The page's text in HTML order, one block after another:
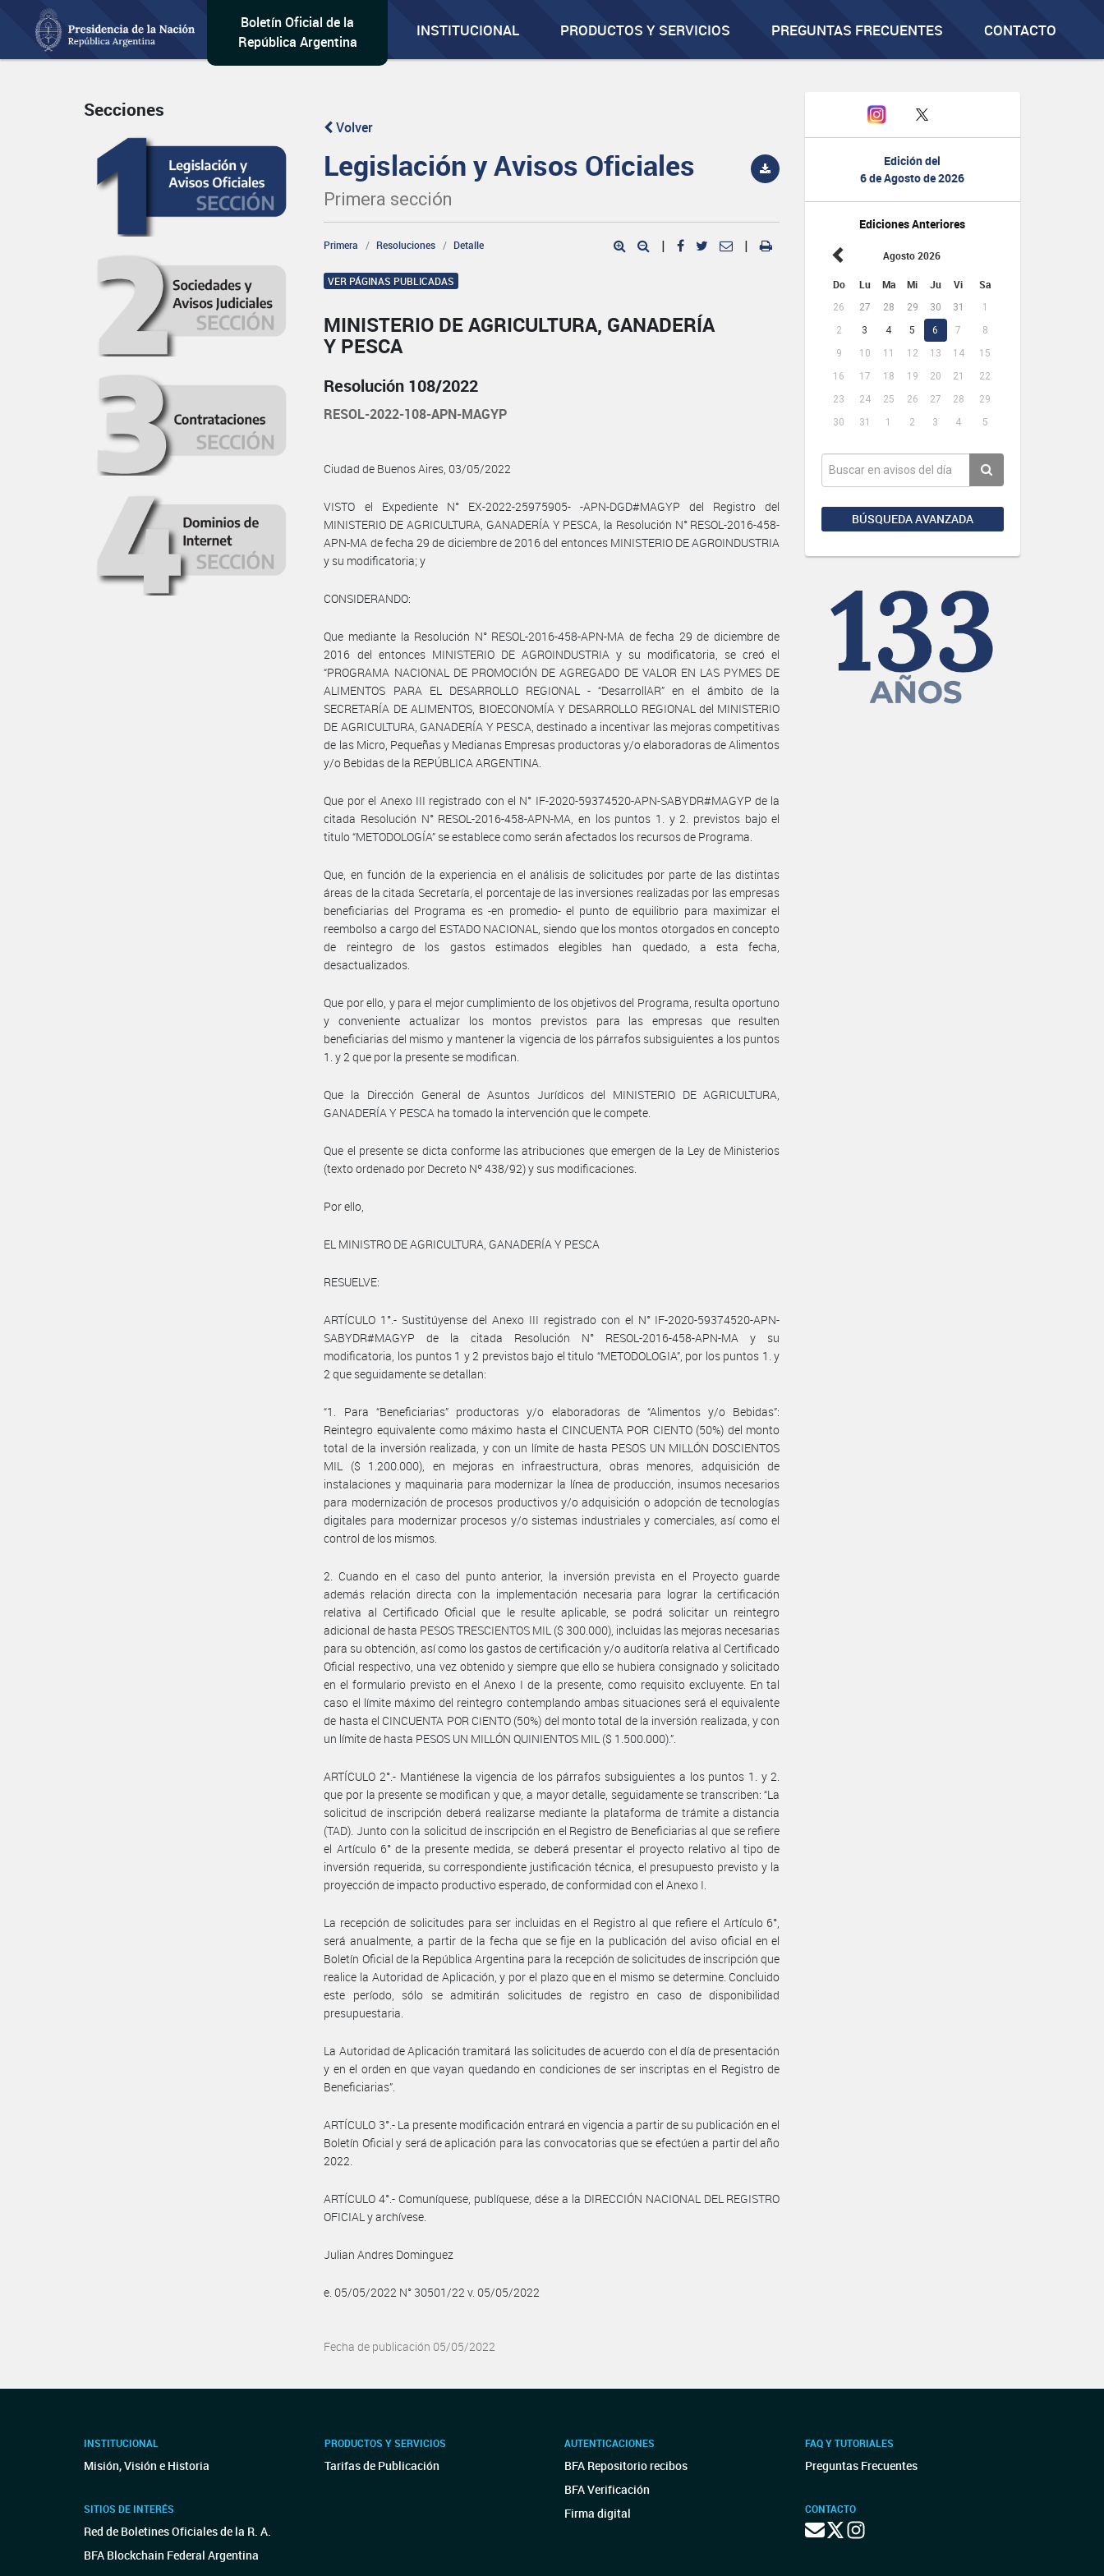
Boletín Oficial de la
República Argentina
INSTITUCIONAL PRODUCTOS Y SERVICIOS PREGUNTAS FRECUENTES CONTACTO
Edición del
6 de Agosto de 2026
Ediciones Anteriores
Agosto 2026
Do Lu Ma Mi Ju Vi Sa
26 27 28 29 30 31
1
2
3 4 5 6 7
8
9
10 11 12 13 14
15
16
17 18 19 20 21
22
23
24 25 26 27 28
29
30
31 1 2 3 4 5
BÚSQUEDA AVANZADA
Secciones
Volver
Legislación y Avisos Oficiales
Primera sección
Primera Resoluciones Detalle | |
VER PÁGINAS PUBLICADAS
MINISTERIO DE AGRICULTURA, GANADERÍA
Y PESCA
Resolución 108/2022
RESOL-2022-108-APN-MAGYP
Ciudad de Buenos Aires, 03/05/2022
VISTO el Expediente N° EX-2022-25975905- -APN-DGD#MAGYP del Registro del
MINISTERIO DE AGRICULTURA, GANADERÍA Y PESCA, la Resolución N° RESOL-2016-458-
APN-MA de fecha 29 de diciembre de 2016 del entonces MINISTERIO DE AGROINDUSTRIA
y su modificatoria; y
CONSIDERANDO:
Que mediante la Resolución N° RESOL-2016-458-APN-MA de fecha 29 de diciembre de
2016 del entonces MINISTERIO DE AGROINDUSTRIA y su modificatoria, se creó el
“PROGRAMA NACIONAL DE PROMOCIÓN DE AGREGADO DE VALOR EN LAS PYMES DE
ALIMENTOS PARA EL DESARROLLO REGIONAL - “DesarrollAR” en el ámbito de la
SECRETARÍA DE ALIMENTOS, BIOECONOMÍA Y DESARROLLO REGIONAL del MINISTERIO
DE AGRICULTURA, GANADERÍA Y PESCA, destinado a incentivar las mejoras competitivas
de las Micro, Pequeñas y Medianas Empresas productoras y/o elaboradoras de Alimentos
y/o Bebidas de la REPÚBLICA ARGENTINA.
Que por el Anexo III registrado con el N° IF-2020-59374520-APN-SABYDR#MAGYP de la
citada Resolución N° RESOL-2016-458-APN-MA, en los puntos 1. y 2. previstos bajo el
titulo “METODOLOGÍA” se establece como serán afectados los recursos de Programa.
Que, en función de la experiencia en el análisis de solicitudes por parte de las distintas
áreas de la citada Secretaría, el porcentaje de las inversiones realizadas por las empresas
beneficiarias del Programa es -en promedio- el punto de equilibrio para maximizar el
reembolso a cargo del ESTADO NACIONAL, siendo que los montos otorgados en concepto
de reintegro de los gastos estimados elegibles han quedado, a esta fecha,
desactualizados.
Que por ello, y para el mejor cumplimiento de los objetivos del Programa, resulta oportuno
y conveniente actualizar los montos previstos para las empresas que resulten
beneficiarias del mismo y mantener la vigencia de los párrafos subsiguientes a los puntos
1. y 2 que por la presente se modifican.
Que la Dirección General de Asuntos Jurídicos del MINISTERIO DE AGRICULTURA,
GANADERÍA Y PESCA ha tomado la intervención que le compete.
Que el presente se dicta conforme las atribuciones que emergen de la Ley de Ministerios
(texto ordenado por Decreto Nº 438/92) y sus modificaciones.
Por ello,
EL MINISTRO DE AGRICULTURA, GANADERÍA Y PESCA
RESUELVE:
ARTÍCULO 1°.- Sustitúyense del Anexo III registrado con el N° IF-2020-59374520-APN-
SABYDR#MAGYP de la citada Resolución N° RESOL-2016-458-APN-MA y su
modificatoria, los puntos 1 y 2 previstos bajo el titulo “METODOLOGIA”, por los puntos 1. y
2 que seguidamente se detallan:
“1. Para “Beneficiarias” productoras y/o elaboradoras de “Alimentos y/o Bebidas”:
Reintegro equivalente como máximo hasta el CINCUENTA POR CIENTO (50%) del monto
total de la inversión realizada, y con un límite de hasta PESOS UN MILLÓN DOSCIENTOS
MIL ($ 1.200.000), en mejoras en infraestructura, obras menores, adquisición de
instalaciones y maquinaria para modernizar la línea de producción, insumos necesarios
para modernización de procesos productivos y/o adquisición o adopción de tecnologías
digitales para modernizar procesos y/o sistemas industriales y comerciales, así como el
control de los mismos.
2. Cuando en el caso del punto anterior, la inversión prevista en el Proyecto guarde
además relación directa con la implementación necesaria para lograr la certificación
relativa al Certificado Oficial que le resulte aplicable, se podrá solicitar un reintegro
adicional de hasta PESOS TRESCIENTOS MIL ($ 300.000), incluidas las mejoras necesarias
para su obtención, así como los gastos de certificación y/o auditoría relativa al Certificado
Oficial respectivo, una vez obtenido y siempre que ello se hubiera consignado y solicitado
en el formulario previsto en el Anexo I de la presente, como requisito excluyente. En tal
caso el límite máximo del reintegro contemplando ambas situaciones será el equivalente
de hasta el CINCUENTA POR CIENTO (50%) del monto total de la inversión realizada, y con
un límite de hasta PESOS UN MILLÓN QUINIENTOS MIL ($ 1.500.000).”.
ARTÍCULO 2°.- Mantiénese la vigencia de los párrafos subsiguientes a los puntos 1. y 2.
que por la presente se modifican y que, a mayor detalle, seguidamente se transcriben: “La
solicitud de inscripción deberá realizarse mediante la plataforma de trámite a distancia
(TAD). Junto con la solicitud de inscripción en el Registro de Beneficiarias al que se refiere
el Artículo 6° de la presente medida, se deberá presentar el proyecto relativo al tipo de
inversión requerida, su correspondiente justificación técnica, el presupuesto previsto y la
proyección de impacto productivo esperado, de conformidad con el Anexo I.
La recepción de solicitudes para ser incluidas en el Registro al que refiere el Artículo 6°,
será anualmente, a partir de la fecha que se fije en la publicación del aviso oficial en el
Boletín Oficial de la República Argentina para la recepción de solicitudes de inscripción que
realice la Autoridad de Aplicación, y por el plazo que en el mismo se determine. Concluido
este período, sólo se admitirán solicitudes de registro en caso de disponibilidad
presupuestaria.
La Autoridad de Aplicación tramitará las solicitudes de acuerdo con el día de presentación
y en el orden en que vayan quedando en condiciones de ser inscriptas en el Registro de
Beneficiarias”.
ARTÍCULO 3°.- La presente modificación entrará en vigencia a partir de su publicación en el
Boletín Oficial y será de aplicación para las convocatorias que se efectúen a partir del año
2022.
ARTÍCULO 4°.- Comuníquese, publíquese, dése a la DIRECCIÓN NACIONAL DEL REGISTRO
OFICIAL y archívese.
Julian Andres Dominguez
e. 05/05/2022 N° 30501/22 v. 05/05/2022
Fecha de publicación 05/05/2022
INSTITUCIONAL
Misión, Visión e Historia
SITIOS DE INTERÉS
Red de Boletines Oficiales de la R. A.
BFA Blockchain Federal Argentina
PRODUCTOS Y SERVICIOS
Tarifas de Publicación
AUTENTICACIONES
BFA Repositorio recibos
BFA Verificación
Firma digital
FAQ Y TUTORIALES
Preguntas Frecuentes
CONTACTO